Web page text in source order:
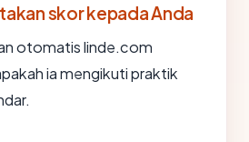
skor kepada Anda
otomatis linde.com
ia mengikuti praktik